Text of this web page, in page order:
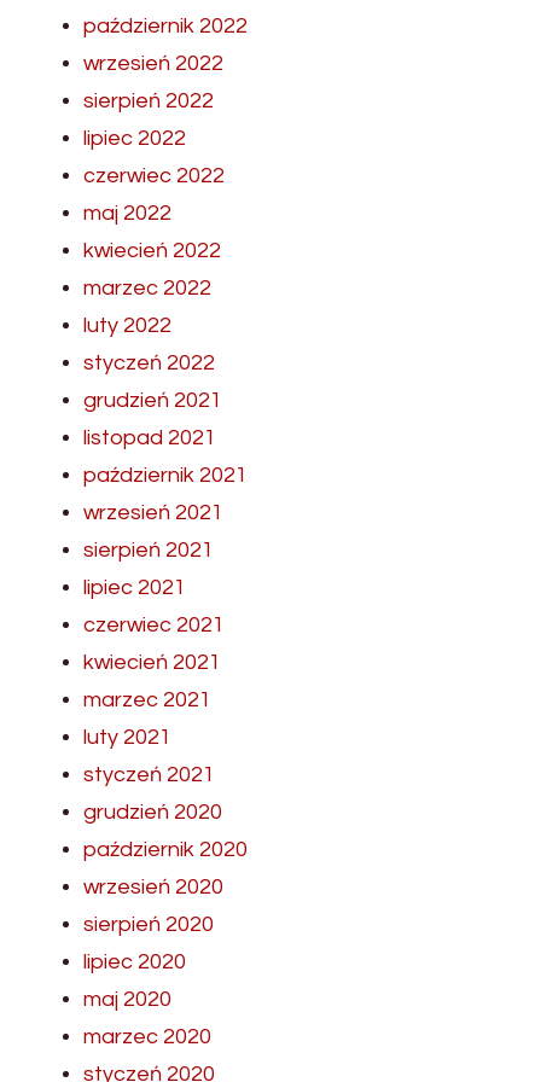
październik 2022
wrzesień 2022
sierpień 2022
lipiec 2022
czerwiec 2022
maj 2022
kwiecień 2022
marzec 2022
luty 2022
styczeń 2022
grudzień 2021
listopad 2021
październik 2021
wrzesień 2021
sierpień 2021
lipiec 2021
czerwiec 2021
kwiecień 2021
marzec 2021
luty 2021
styczeń 2021
grudzień 2020
październik 2020
wrzesień 2020
sierpień 2020
lipiec 2020
maj 2020
marzec 2020
styczeń 2020